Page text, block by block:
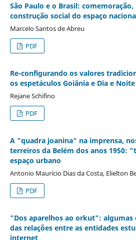
São Paulo e o Brasil:
construção social do espaço
Marcelo Santos de Abreu
PDF
Re-configurando os valores
os espetáculos Goiânia e Dia e Noite
Rejane Schifino
PDF
A "quadra joanina" na imprensa,
terreiros da Belém dos anos 1950:
espaço urbano
Antonio Maurício Dias da Costa, Elielton
PDF
"Dos aparelhos ao orkut": algumas
das relações entre as entidades
internet